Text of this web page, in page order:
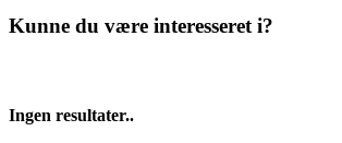
Kunne du være interesseret i?
Ingen resultater..